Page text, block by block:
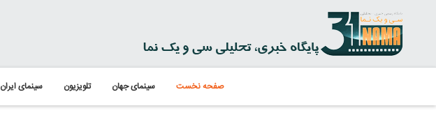
صفحه نخست سینمای جهان تلویزیون سینمای ایران